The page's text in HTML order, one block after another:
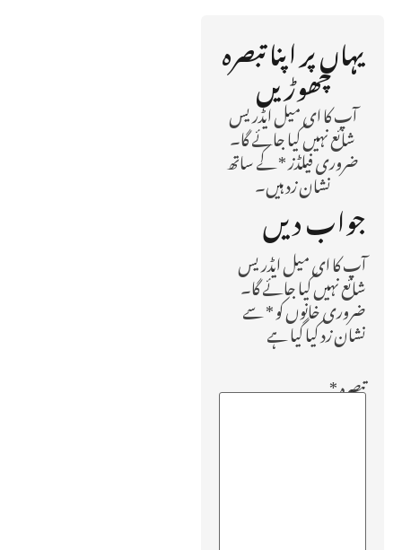
یہاں پر اپنا تبصرہ
چھوڑیں
آپ کا ای میل ایڈریس
شائع نہیں کیا جائے گا۔
ضروری فیلڈز * کے ساتھ
نشان زد ہیں۔
جواب دیں
آپ کا ای میل ایڈریس
شائع نہیں کیا جائے گا۔
ضروری خانوں کو*سے
نشان زد کیا گیا ہے
تبصرہ*